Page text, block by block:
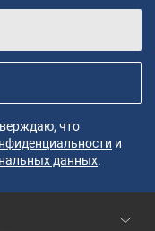
что
и
данных.